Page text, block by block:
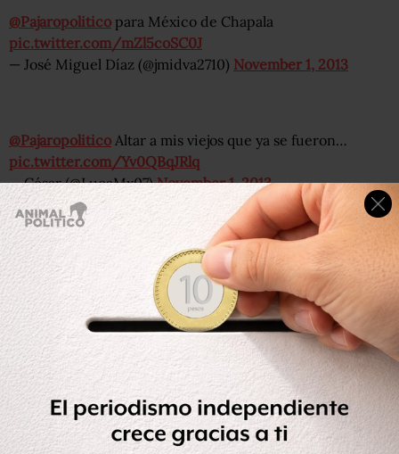
@Pajaropolitico para México de Chapala
pic.twitter.com/mZl5coSC0J
— José Miguel Díaz (@jmidva2710) November 1, 2013
@Pajaropolitico Altar a mis viejos que ya se fueron…
pic.twitter.com/Yv0QBqJRlq
— César (@LucaMx07)November 1, 2013
@Pajaropolitico
esta en una expo…
pic.twitter.com/fYzUHlRZuz
— Miguel Angel (@antauri7) November 1, 2013
Pues en Chile no ponen ofrenda y no tengo muchas cosas
pero a mis muertos les ofrezco mis víveres 🙂
@Pajaropolitico pic.twitter.com/vkz2sWESik
— Magdalena Saldaña (@Magdagaskr)November 1, 2013